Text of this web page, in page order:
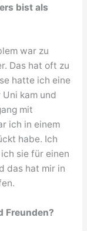
bist als
war zu
Das hat oft zu
hatte ich eine
kam und
mit
ich in einem
habe. Ich
sie für einen
das hat mir in
Freunden?